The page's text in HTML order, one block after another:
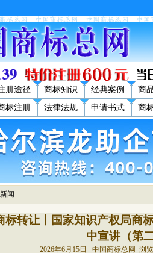
册途径 商标知识 经典案例
商
标注册 法律法规 申请书式 商
闻
标转让丨国家知识产权局商
中宣讲（第
2026年6月15日 中国商标总网 浏